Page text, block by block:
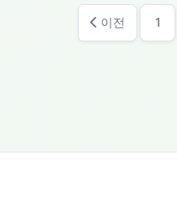
이전 1